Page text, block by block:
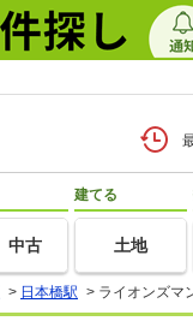
中古
建てる
土地
> 日本橋駅 > ライオンズマ